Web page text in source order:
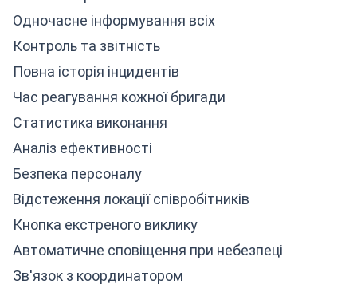
Одночасне інформування всіх
Контроль та звітність
Повна історія інцидентів
Час реагування кожної бригади
Статистика виконання
Аналіз ефективності
Безпека персоналу
Відстеження локації співробітників
Кнопка екстреного виклику
Автоматичне сповіщення при небезпеці
Зв'язок з координатором